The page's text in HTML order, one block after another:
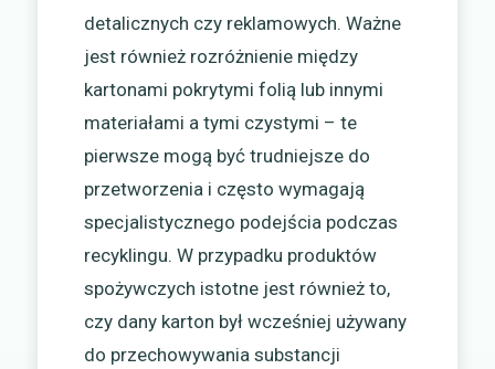
detalicznych czy reklamowych. Ważne
jest również rozróżnienie między
kartonami pokrytymi folią lub innymi
materiałami a tymi czystymi – te
pierwsze mogą być trudniejsze do
przetworzenia i często wymagają
specjalistycznego podejścia podczas
recyklingu. W przypadku produktów
spożywczych istotne jest również to,
czy dany karton był wcześniej używany
do przechowywania substancji